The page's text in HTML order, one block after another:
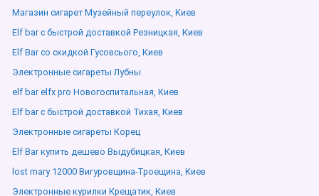
Магазин сигарет Музейный переулок, Киев
Elf bar с быстрой доставкой Резницкая, Киев
Elf Bar со скидкой Гусовсього, Киев
Электронные сигареты Лубны
elf bar elfx pro Новогоспитальная, Киев
Elf bar с быстрой доставкой Тихая, Киев
Электронные сигареты Корец
Elf Bar купить дешево Выдубицкая, Киев
lost mary 12000 Вигуровщина-Троещина, Киев
Электронные курилки Крещатик, Киев